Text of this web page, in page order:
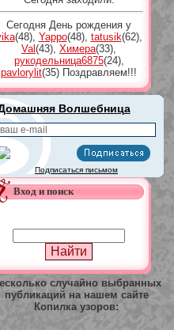
Сегодня День рождения у
(48), Yappo(48), tatusik(62),
Val(43) Химера(33)
рукодельница6875(24),
pavlorylit(35) Поздравляем!!!
Волшебница
Подписаться письмом
Вход и поиск
случайно выбранных
публикаций на нашем сайте
Копилка узоров: